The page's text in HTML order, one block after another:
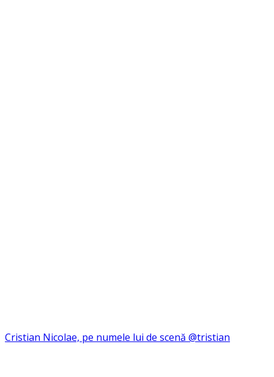
Cristian Nicolae, pe numele lui de scenă @tristian